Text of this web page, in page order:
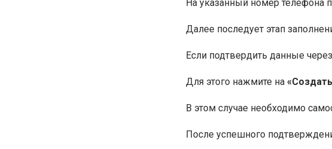
На указанный номер телефона
Далее последует этап
Если подтвердить данные
Для этого нажмите на
В этом случае необходимо
После успешного